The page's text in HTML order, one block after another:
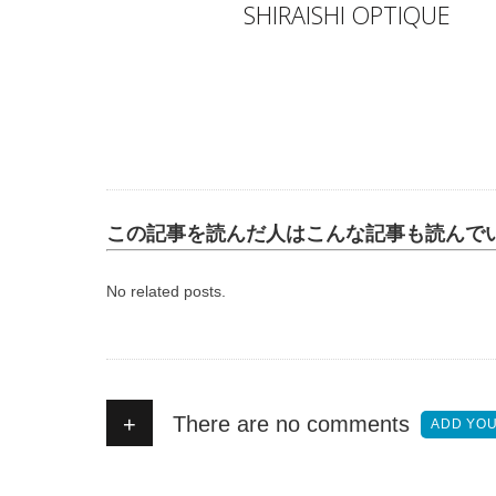
Author
SHIRAISHI OPTIQUE
この記事を読んだ人はこんな記事も読んで
No related posts.
+ There are no comments ADD